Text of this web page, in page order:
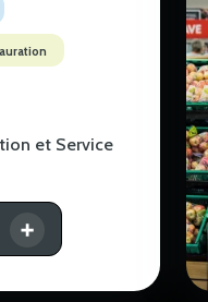
et Service